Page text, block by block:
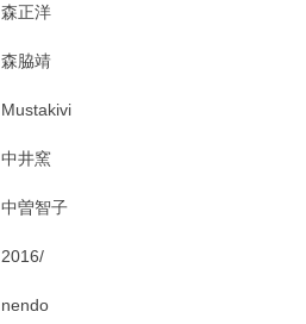
森正洋
森脇靖
Mustakivi
中井窯
中曽智子
2016/
nendo